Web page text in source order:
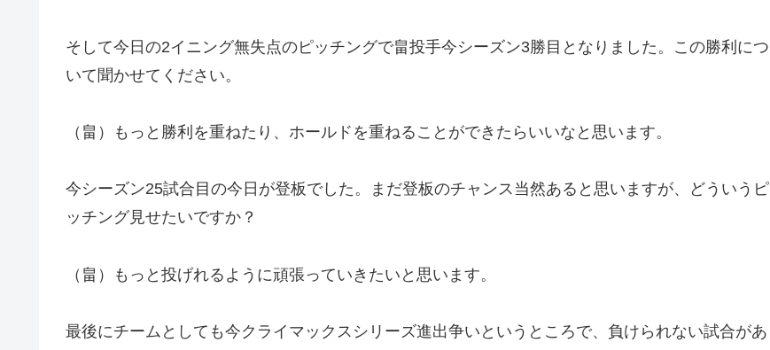
そして今日の2イニング無失点のピッチングで畠投手今シーズン3勝目となりました。この勝利につ
いて聞かせてください。
（畠）もっと勝利を重ねたり、ホールドを重ねることができたらいいなと思います。
今シーズン25試合目の今日が登板でした。まだ登板のチャンス当然あると思いますが、どういうピ
ッチング見せたいですか？
（畠）もっと投げれるように頑張っていきたいと思います。
最後にチームとしても今クライマックスシリーズ進出争いというところで、負けられない試合があ